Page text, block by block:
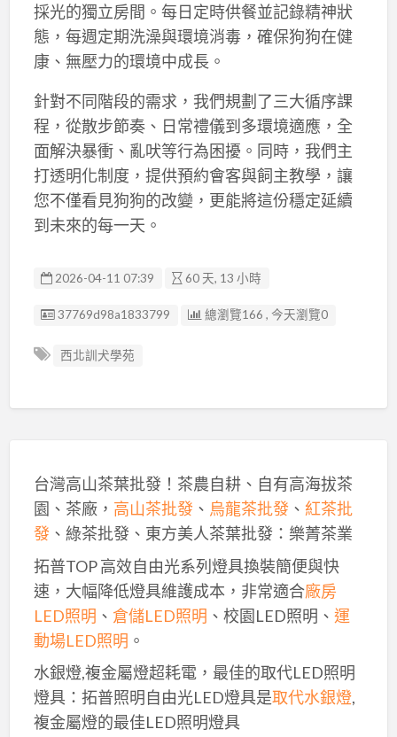
採光的獨立房間。每日定時供餐並記錄精神狀
態，每週定期洗澡與環境消毒，確保狗狗在健
康、無壓力的環境中成長。
針對不同階段的需求，我們規劃了三大循序課
程，從散步節奏、日常禮儀到多環境適應，全
面解決暴衝、亂吠等行為困擾。同時，我們主
打透明化制度，提供預約會客與飼主教學，讓
您不僅看見狗狗的改變，更能將這份穩定延續
到未來的每一天。
2026-04-11 07:39 60 天, 13 小時
廣告编號
37769d98a1833799 總瀏覽166 , 今天瀏覽0
西北訓犬學苑
台灣高山茶葉批發！茶農自耕、自有高海拔茶
園、茶廠， 高山茶批發、 烏龍茶批發、 紅茶批
發、綠茶批發、東方美人茶葉批發：樂菁茶業
拓普TOP 高效自由光系列燈具換裝簡便與快
速，大幅降低燈具維護成本，非常適合廠房
LED照明 、 倉儲LED照明 、校園LED照明、 運
動場LED照明 。
水銀燈,複金屬燈超耗電，最佳的取代LED照明
燈具：拓普照明自由光LED燈具是取代水銀燈,
複金屬燈的最佳LED照明燈具